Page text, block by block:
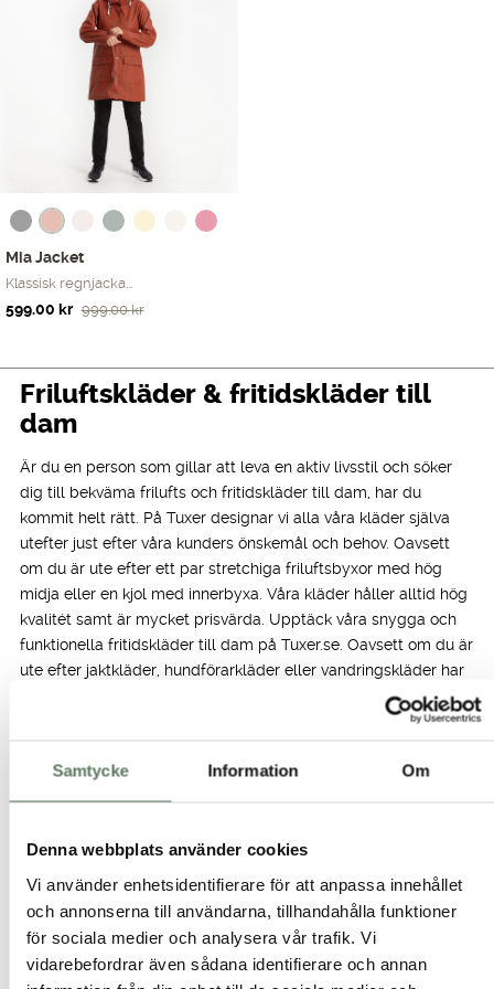
Samtycke Information Om
Denna webbplats använder cookies
Vi använder enhetsidentifierare för att anpassa innehållet
och annonserna till användarna, tillhandahålla funktioner
för sociala medier och analysera vår trafik. Vi
vidarebefordrar även sådana identifierare och annan
Mia Jacket
Klassisk regnjacka...
999.00kr
Det
999.00 kr.
599.00 kr
Det
599.00 kr.
Friluftskläder & fritidskläder till
dam
Är du en person som gillar att leva en aktiv livsstil och söker
dig till bekväma frilufts och fritidskläder till dam, har du
kommit helt rätt. På Tuxer designar vi alla våra kläder själva
utefter just efter våra kunders önskemål och behov. Oavsett
om du är ute efter ett par stretchiga friluftsbyxor med hög
midja eller en kjol med innerbyxa. Våra kläder håller alltid hög
kvalitét samt är mycket prisvärda. Upptäck våra snygga och
funktionella fritidskläder till dam på Tuxer.se. Oavsett om du är
ute efter jaktkläder, hundförarkläder eller vandringskläder har
Våra populäraste kategorier:
Fritidsbyxor
Fodrade friluftsbyxor
Fritidsjackor
Vinterjackor